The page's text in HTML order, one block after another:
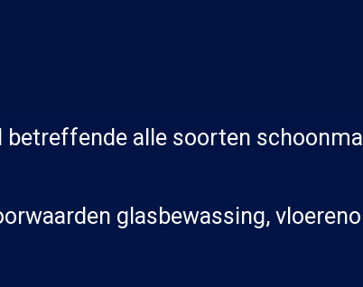
betreffende alle soorten
glasbewassing,